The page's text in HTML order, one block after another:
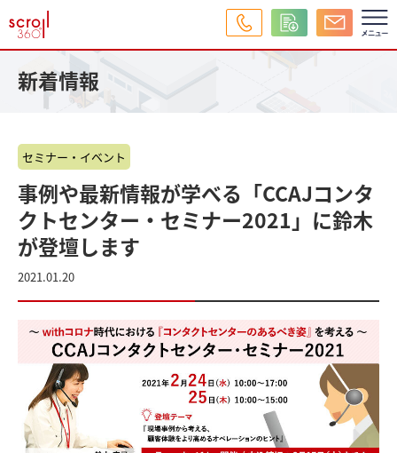
新着情報
セミナー・イベント
事例や最新情報が学べる「CCAJコンタ
クトセンター・セミナー2021」に鈴木
が登壇します
2021.01.20